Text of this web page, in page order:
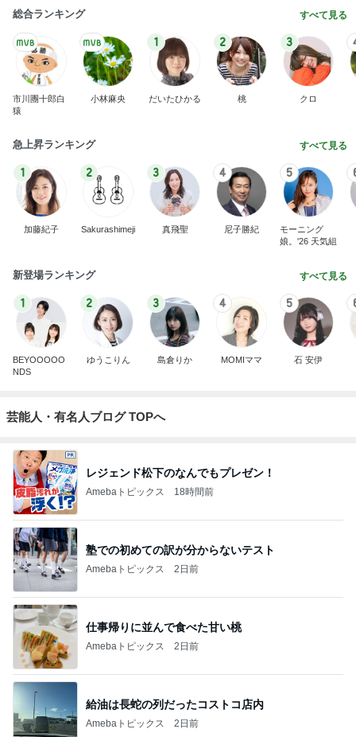
総合ランキング すべて見る
市川團十郎白
猿
小林麻央
1
だいたひかる
2
桃
3
クロ
急上昇ランキング すべて見る
1
加藤紀子
2
Sakurashimeji
3
真飛聖
4
尼子勝紀
5
モーニング
娘。'26 天気組
新登場ランキング すべて見る
1
BEYOOOOO
NDS
2
ゆうこりん
3
島倉りか
4
MOMIママ
5
石 安伊
芸能人・有名人ブログ TOPへ
レジェンド松下のなんでもプレゼン！
Amebaトピックス 18時間前
塾での初めての訳が分からないテスト
Amebaトピックス 2日前
仕事帰りに並んで食べた甘い桃
Amebaトピックス 2日前
給油は長蛇の列だったコストコ店内
Amebaトピックス 2日前